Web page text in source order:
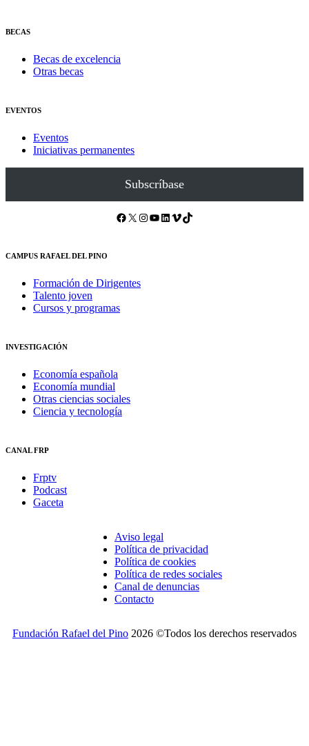
BECAS
Becas de excelencia
Otras becas
EVENTOS
Eventos
Iniciativas permanentes
Subscríbase
Facebook X Instagram YouTube LinkedIn Vimeo TikTok
CAMPUS RAFAEL DEL PINO
Formación de Dirigentes
Talento joven
Cursos y programas
INVESTIGACIÓN
Economía española
Economía mundial
Otras ciencias sociales
Ciencia y tecnología
CANAL FRP
Frptv
Podcast
Gaceta
Aviso legal
Política de privacidad
Política de cookies
Política de redes sociales
Canal de denuncias
Contacto
Fundación Rafael del Pino 2026 ©Todos los derechos reservados